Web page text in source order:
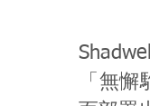
「無